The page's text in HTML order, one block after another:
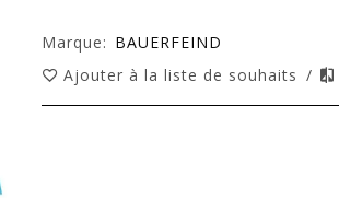
Marque: BAUERFEIND
Ajouter à la liste de souhaits /